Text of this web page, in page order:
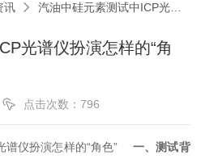
讯 汽油中硅元素测试中ICP光谱仪扮演怎样的“角色”
光谱仪扮演怎样的“角
点击次数：796
仪扮演怎样的“角色”
一、测试背